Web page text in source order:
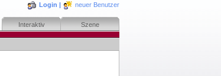
Login | neuer Benutzer
Interaktiv Szene